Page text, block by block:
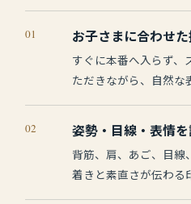
01 お子さまに合わせ
すぐに本番へ入らず、
ただきながら、自然な
02 姿勢・目線・表情
背筋、肩、あご、目線
着きと素直さが伝わる